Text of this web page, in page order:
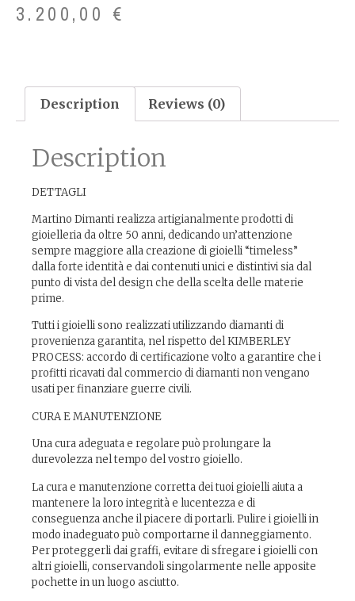
3.200,00 €
Description Reviews (0)
Description
DETTAGLI
Martino Dimanti realizza artigianalmente prodotti di
gioielleria da oltre 50 anni, dedicando un’attenzione
sempre maggiore alla creazione di gioielli “timeless”
dalla forte identità e dai contenuti unici e distintivi sia dal
punto di vista del design che della scelta delle materie
prime.
Tutti i gioielli sono realizzati utilizzando diamanti di
provenienza garantita, nel rispetto del KIMBERLEY
PROCESS: accordo di certificazione volto a garantire che i
profitti ricavati dal commercio di diamanti non vengano
usati per finanziare guerre civili.
CURA E MANUTENZIONE
Una cura adeguata e regolare può prolungare la
durevolezza nel tempo del vostro gioiello.
La cura e manutenzione corretta dei tuoi gioielli aiuta a
mantenere la loro integrità e lucentezza e di
conseguenza anche il piacere di portarli. Pulire i gioielli in
modo inadeguato può comportarne il danneggiamento.
Per proteggerli dai graffi, evitare di sfregare i gioielli con
altri gioielli, conservandoli singolarmente nelle apposite
pochette in un luogo asciutto.